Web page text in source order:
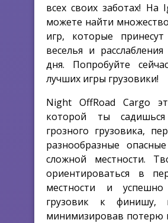
всех своих заботах! На
можете найти
игр, которые
веселья и
дня. Попробуйте
лучших игры грузовики!
Night OffRoad Cargo
которой ты
грозного грузовика,
разнообразные
сложной местности.
ориентироваться в
местности и успешно
грузовик к финишу,
минимизировав потерю